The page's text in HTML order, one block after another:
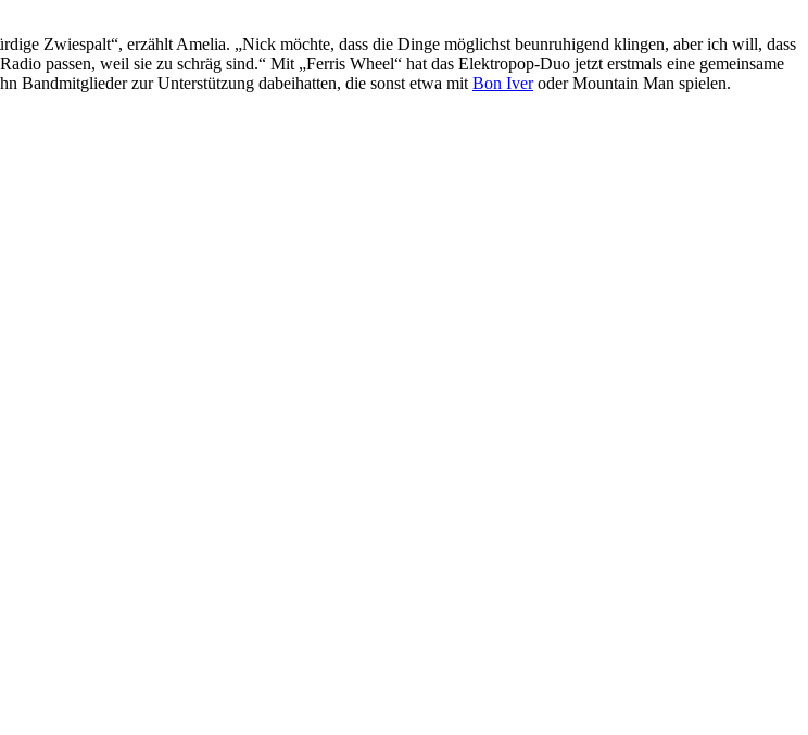
Zwiespalt“, erzählt Amelia. „Nick möchte, dass die Dinge möglichst beunruhigend klingen, aber ich will, dass
passen, weil sie zu schräg sind.“ Mit „Ferris Wheel“ hat das Elektropop-Duo jetzt erstmals eine gemeinsame
Bandmitglieder zur Unterstützung dabeihatten, die sonst etwa mit Bon Iveroder Mountain Man spielen.